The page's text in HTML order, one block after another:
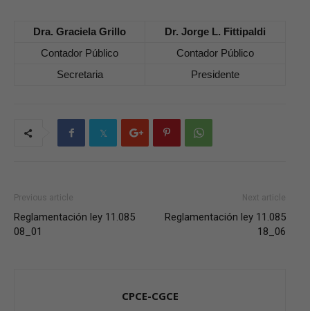
Dra. Graciela Grillo
Dr. Jorge L. Fittipaldi
Contador Público
Contador Público
Secretaria
Presidente
Previous article
Reglamentación ley 11.085
08_01
Next article
Reglamentación ley 11.085
18_06
CPCE-CGCE